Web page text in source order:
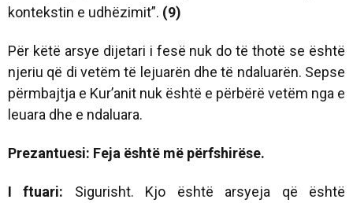
kontekstin e udhëzimit”. (9)
Për këtë arsye dijetari i fesë nuk do të thotë se është
njeriu që di vetëm të lejuarën dhe të ndaluarën. Sepse
përmbajtja e Kur’anit nuk është e përbërë vetëm nga e
leuara dhe e ndaluara.
Prezantuesi: Feja është më përfshirëse.
I ftuari: Sigurisht. Kjo është arsyeja që është